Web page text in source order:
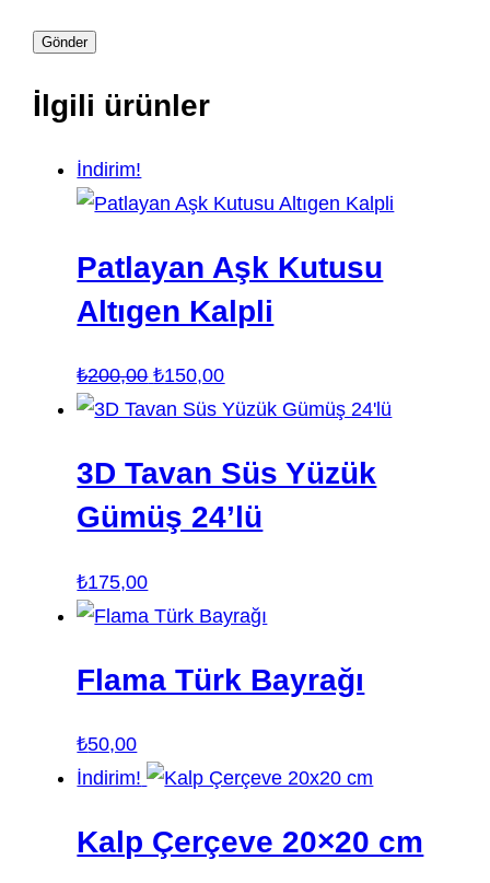
İlgili ürünler
İndirim!
Patlayan Aşk Kutusu
Altıgen Kalpli
₺200,00 Orijinal
fiyat:
₺150,00Şu
andaki
₺150,00.
3D Tavan Süs Yüzük
Gümüş 24’lü
₺175,00
Flama Türk Bayrağı
₺50,00
İndirim!
Kalp Çerçeve 20×20 cm